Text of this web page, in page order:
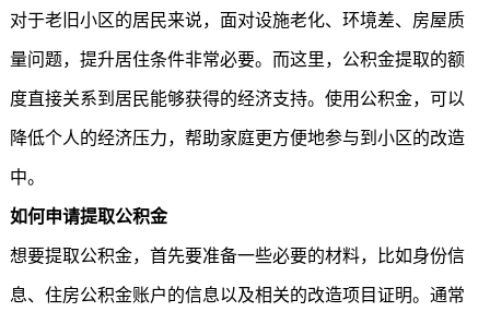
对于老旧小区的居民来说，面对设施老化、环境差、房屋质
量问题，提升居住条件非常必要。而这里，公积金提取的额
度直接关系到居民能够获得的经济支持。使用公积金，可以
降低个人的经济压力，帮助家庭更方便地参与到小区的改造
中。
如何申请提取公积金
想要提取公积金，首先要准备一些必要的材料，比如身份信
息、住房公积金账户的信息以及相关的改造项目证明。通常